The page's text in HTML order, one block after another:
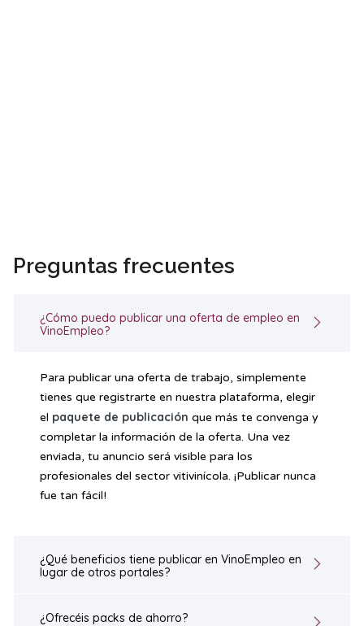
Preguntas frecuentes
¿Cómo puedo publicar una oferta de empleo en
VinoEmpleo?
Para publicar una oferta de trabajo, simplemente
tienes que registrarte en nuestra plataforma, elegir
el paquete de publicación que más te convenga y
completar la información de la oferta. Una vez
enviada, tu anuncio será visible para los
profesionales del sector vitivinícola. ¡Publicar nunca
fue tan fácil!
¿Qué beneficios tiene publicar en VinoEmpleo en
lugar de otros portales?
¿Ofrecéis packs de ahorro?